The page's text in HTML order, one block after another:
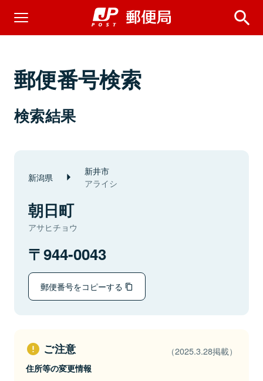
郵便番号検索
検索結果
新潟県 新井市
アライシ
朝日町
アサヒチョウ
944-0043
郵便番号をコピーする
ご注意 （2025.3.28掲載）
住所等の変更情報